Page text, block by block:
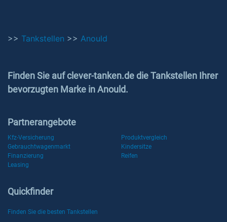
>> Tankstellen >> Anould
Finden Sie auf clever-tanken.de die Tankstellen Ihrer
bevorzugten Marke in Anould.
Partnerangebote
Kfz-Versicherung
Produktvergleich
Gebrauchtwagenmarkt
Kindersitze
Finanzierung
Reifen
Leasing
Quickfinder
Finden Sie die besten Tankstellen